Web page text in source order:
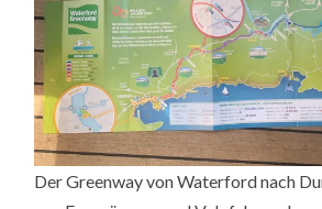
Der Greenway von Waterford nach